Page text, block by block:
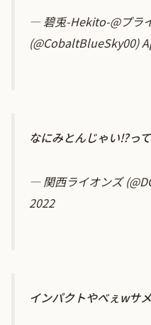
— 碧兎-Hekito-@プラ
(@CobaltBlueSky00)
なにみとんじゃい⁉っ
— 関西ライオンズ
2022
インパクトやべぇwサ